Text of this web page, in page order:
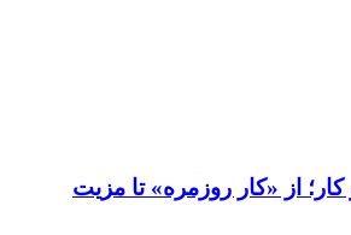
«کار روزمره» تا مزیت